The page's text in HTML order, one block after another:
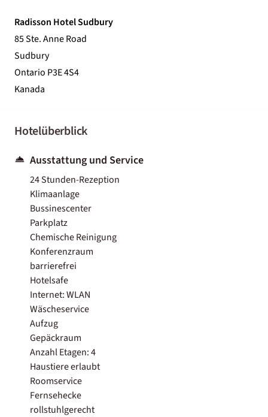
Radisson Hotel Sudbury
85 Ste. Anne Road
Sudbury
Ontario P3E 4S4
Kanada
Hotelüberblick
Ausstattung und Service
24 Stunden-Rezeption
Klimaanlage
Bussinescenter
Parkplatz
Chemische Reinigung
Konferenzraum
barrierefrei
Hotelsafe
Internet: WLAN
Wäscheservice
Aufzug
Gepäckraum
Anzahl Etagen: 4
Haustiere erlaubt
Roomservice
Fernsehecke
rollstuhlgerecht